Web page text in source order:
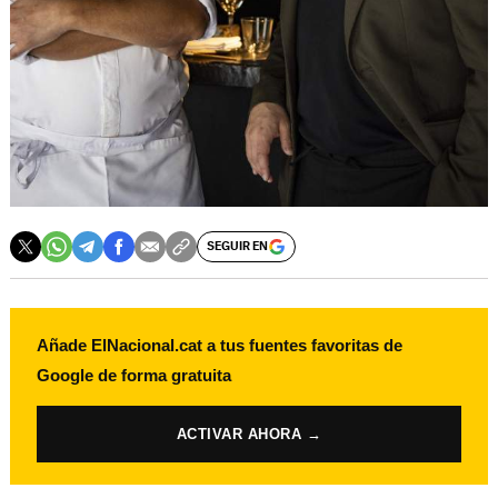
SEGUIR EN
Añade ElNacional.cat a tus fuentes favoritas de
Google de forma gratuita
ACTIVAR AHORA →